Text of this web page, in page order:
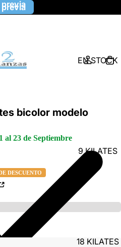
previa
EN STOCK
9 KILATES
18 KILATES
bicolor modelo
al 23 de Septiembre
DESCUENTO